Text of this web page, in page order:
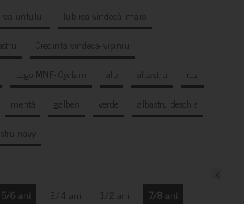
untului
Iubirea vindecă- maro
Credința vindecă- vișiniu
Logo MNF- Cyclam alb albastru
roz
mentă galben verde
albastru deschis
navy
5/6 ani 3/4 ani 1/2 ani
7/8 ani